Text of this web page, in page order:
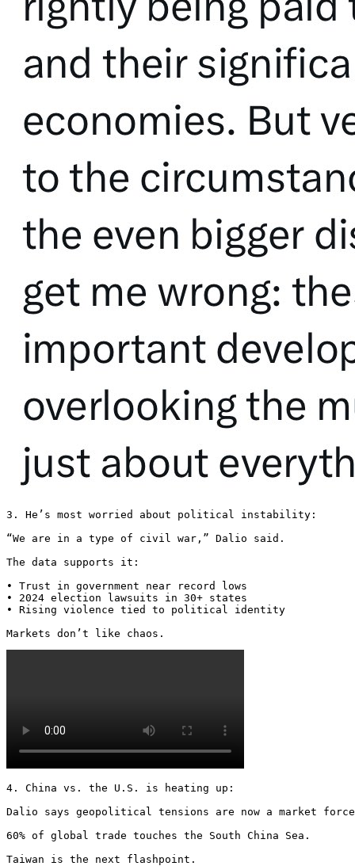
3. He’s most worried about political instability:
“We are in a type of civil war,” Dalio said.
The data supports it:
• Trust in government near record lows
• 2024 election lawsuits in 30+ states
• Rising violence tied to political identity
Markets don’t like chaos.
4. China vs. the U.S. is heating up:
Dalio says geopolitical tensions are now a market
60% of global trade touches the South China Sea.
Taiwan is the next flashpoint.